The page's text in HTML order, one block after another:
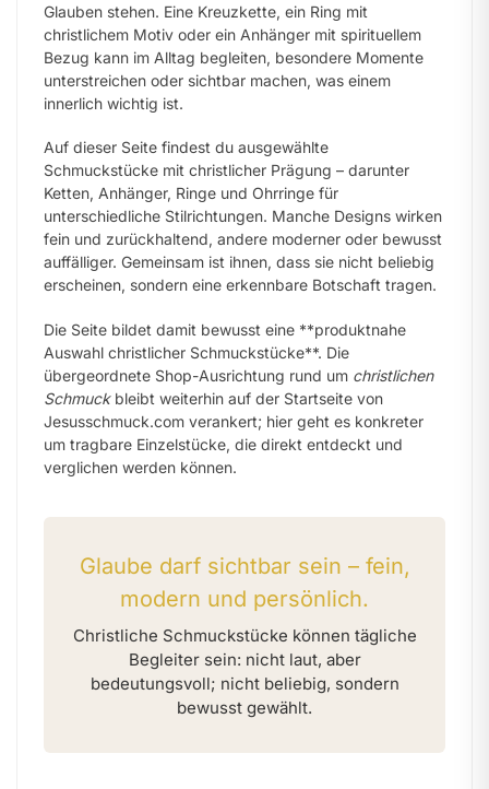
Glauben stehen. Eine Kreuzkette, ein Ring mit
christlichem Motiv oder ein Anhänger mit spirituellem
Bezug kann im Alltag begleiten, besondere Momente
unterstreichen oder sichtbar machen, was einem
innerlich wichtig ist.
Auf dieser Seite findest du ausgewählte
Schmuckstücke mit christlicher Prägung – darunter
Ketten, Anhänger, Ringe und Ohrringe für
unterschiedliche Stilrichtungen. Manche Designs wirken
fein und zurückhaltend, andere moderner oder bewusst
auffälliger. Gemeinsam ist ihnen, dass sie nicht beliebig
erscheinen, sondern eine erkennbare Botschaft tragen.
Die Seite bildet damit bewusst eine **produktnahe
Auswahl christlicher Schmuckstücke**. Die
übergeordnete Shop-Ausrichtung rund um christlichen
Schmuckbleibt weiterhin auf der Startseite von
Jesusschmuck.com verankert; hier geht es konkreter
um tragbare Einzelstücke, die direkt entdeckt und
verglichen werden können.
Glaube darf sichtbar sein – fein,
modern und persönlich.
Christliche Schmuckstücke können tägliche
Begleiter sein: nicht laut, aber
bedeutungsvoll; nicht beliebig, sondern
bewusst gewählt.